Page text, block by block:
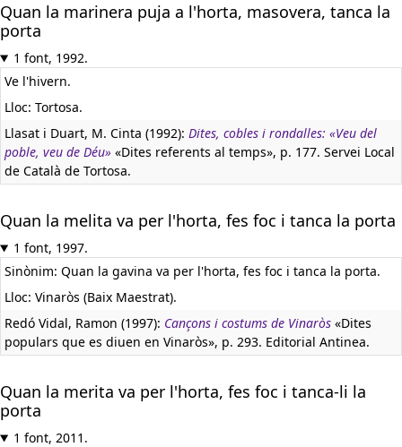
Quan la marinera puja a l'horta, masovera, tanca la
porta
1 font, 1992.
Ve l'hivern.
Lloc: Tortosa.
Llasat i Duart, M. Cinta (1992): Dites, cobles i rondalles: «Veu del
poble, veu de Déu» «Dites referents al temps», p. 177. Servei Local
de Català de Tortosa.
Quan la melita va per l'horta, fes foc i tanca la porta
1 font, 1997.
Sinònim: Quan la gavina va per l'horta, fes foc i tanca la porta.
Lloc: Vinaròs (Baix Maestrat).
Redó Vidal, Ramon (1997): Cançons i costums de Vinaròs «Dites
populars que es diuen en Vinaròs», p. 293. Editorial Antinea.
Quan la merita va per l'horta, fes foc i tanca-li la
porta
1 font, 2011.